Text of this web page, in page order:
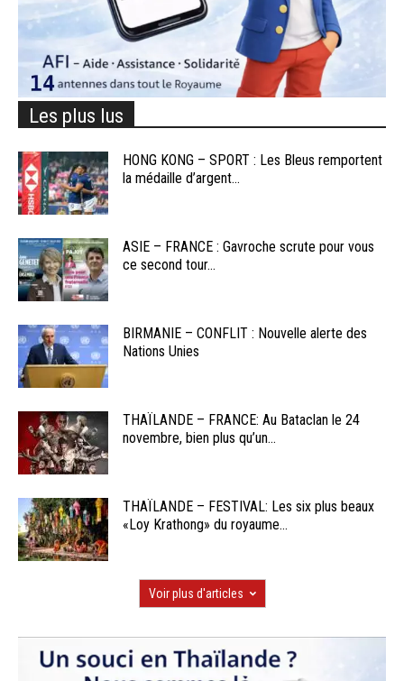
Les plus lus
HONG KONG – SPORT : Les Bleus remportent
la médaille d’argent...
ASIE – FRANCE : Gavroche scrute pour vous
ce second tour...
BIRMANIE – CONFLIT : Nouvelle alerte des
Nations Unies
THAÏLANDE – FRANCE: Au Bataclan le 24
novembre, bien plus qu’un...
THAÏLANDE – FESTIVAL: Les six plus beaux
«Loy Krathong» du royaume...
Voir plus d'articles